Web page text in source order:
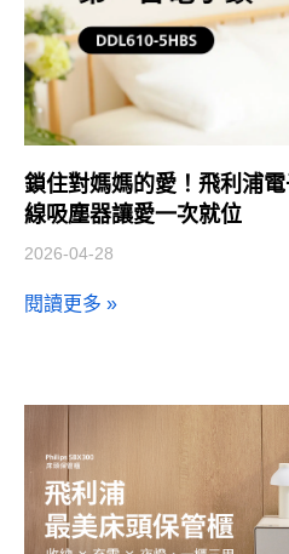
鎖住對媽媽的愛！飛利浦
線吸塵器讓愛一次就位
2026-04-28
閱讀更多 »